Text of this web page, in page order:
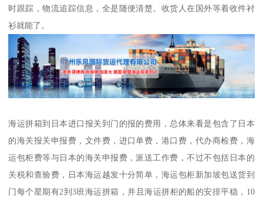
时跟踪，物流追踪信息，全是随便清楚。收货人在国外等着收件衬
衫就能了。
海运拼箱到日本进口报关到门的报的费用，总体来看是包含了日本
的海关报关申报费，文件费，进口单费，港口费，代办商检费，海
运包柜费等与日本的海关申报费，派送工作费，不过不包括日本的
关税和查验费，日本海运越发十分简单，海运包柜新加坡包送货到
门每个星期有2到3班海运拼箱，并且海运拼柜的船的安排平稳，10